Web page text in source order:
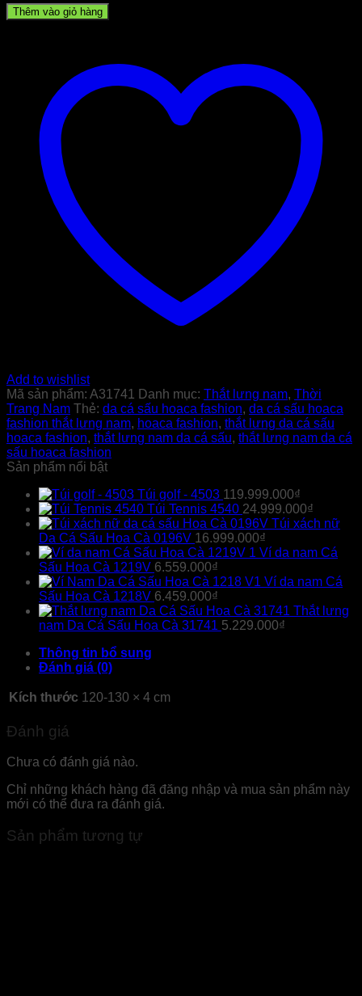
Thêm vào giỏ hàng
Add to wishlist
Mã sản phẩm: A31741 Danh mục: Thắt lưng nam, Thời
Trang Nam Thẻ: da cá sấu hoaca fashion, da cá sấu hoaca
fashion thắt lưng nam, hoaca fashion, thắt lưng da cá sấu
hoaca fashion, thắt lưng nam da cá sấu, thắt lưng nam da cá
sấu hoaca fashion
Sản phẩm nổi bật
Túi golf - 4503 119.999.000₫
Túi Tennis 4540 24.999.000₫
Túi xách nữ
Da Cá Sấu Hoa Cà 0196V 16.999.000₫
Ví da nam Cá
Sấu Hoa Cà 1219V 6.559.000₫
Ví da nam Cá
Sấu Hoa Cà 1218V 6.459.000₫
Thắt lưng
nam Da Cá Sấu Hoa Cà 31741 5.229.000₫
Thông tin bổ sung
Đánh giá (0)
Kích thước 120-130 × 4 cm
Đánh giá
Chưa có đánh giá nào.
Chỉ những khách hàng đã đăng nhập và mua sản phẩm này
mới có thể đưa ra đánh giá.
Sản phẩm tương tự